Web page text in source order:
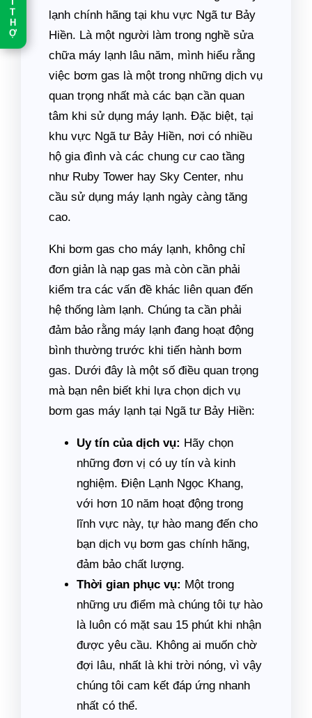
T
H
Ợ
lạnh chính hãng tại khu vực Ngã tư Bảy
Hiền. Là một người làm trong nghề sửa
chữa máy lạnh lâu năm, mình hiểu rằng
việc bơm gas là một trong những dịch vụ
quan trọng nhất mà các bạn cần quan
tâm khi sử dụng máy lạnh. Đặc biệt, tại
khu vực Ngã tư Bảy Hiền, nơi có nhiều
hộ gia đình và các chung cư cao tầng
như Ruby Tower hay Sky Center, nhu
cầu sử dụng máy lạnh ngày càng tăng
cao.
Khi bơm gas cho máy lạnh, không chỉ
đơn giản là nạp gas mà còn cần phải
kiểm tra các vấn đề khác liên quan đến
hệ thống làm lạnh. Chúng ta cần phải
đảm bảo rằng máy lạnh đang hoạt động
bình thường trước khi tiến hành bơm
gas. Dưới đây là một số điều quan trọng
mà bạn nên biết khi lựa chọn dịch vụ
bơm gas máy lạnh tại Ngã tư Bảy Hiền:
Uy tín của dịch vụ: Hãy chọn
những đơn vị có uy tín và kinh
nghiệm. Điện Lạnh Ngọc Khang,
với hơn 10 năm hoạt động trong
lĩnh vực này, tự hào mang đến cho
bạn dịch vụ bơm gas chính hãng,
đảm bảo chất lượng.
Thời gian phục vụ: Một trong
những ưu điểm mà chúng tôi tự hào
là luôn có mặt sau 15 phút khi nhận
được yêu cầu. Không ai muốn chờ
đợi lâu, nhất là khi trời nóng, vì vậy
chúng tôi cam kết đáp ứng nhanh
nhất có thể.